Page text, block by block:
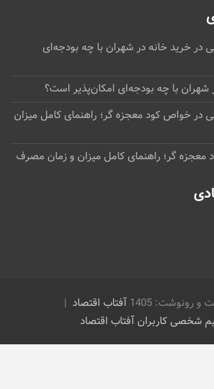
درخرید خانه در شهران با چه بودجه‌ای
با چه بودجه‌ای امکان‌پذیر است؟
درخواص کود معجزه گر؛ راهنمای کامل میزان
گر؛ راهنمای کامل میزان و زمان مصرف
و رونوشت: 1405
آفتاب اقتصاد
شخصی کاربران آفتاب اقتصاد